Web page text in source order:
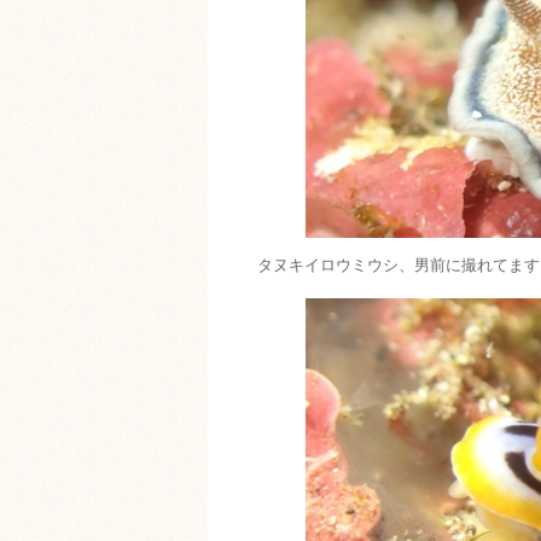
タヌキイロウミウシ、男前に撮れてま